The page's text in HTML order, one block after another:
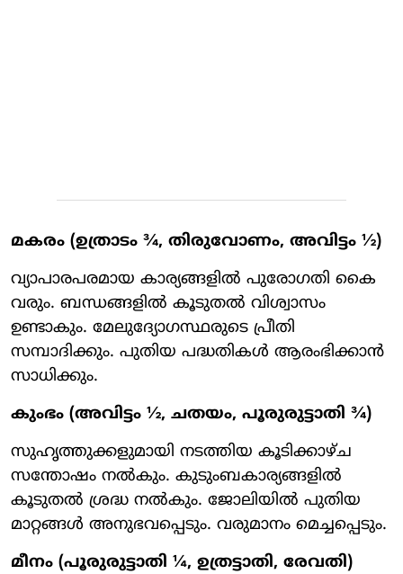
മകരം (ഉത്രാടം ¾, തിരുവോണം, അവിട്ടം ½)
വ്യാപാരപരമായ കാര്യങ്ങളിൽ പുരോഗതി കൈ
വരും. ബന്ധങ്ങളിൽ കൂടുതൽ വിശ്വാസം
ഉണ്ടാകും. മേലുദ്യോഗസ്ഥരുടെ പ്രീതി
സമ്പാദിക്കും. പുതിയ പദ്ധതികൾ ആരംഭിക്കാൻ
സാധിക്കും.
കുംഭം (അവിട്ടം ½, ചതയം, പൂരുരുട്ടാതി ¾)
സുഹൃത്തുക്കളുമായി നടത്തിയ കൂടിക്കാഴ്ച
സന്തോഷം നൽകും. കുടുംബകാര്യങ്ങളിൽ
കൂടുതൽ ശ്രദ്ധ നൽകും. ജോലിയിൽ പുതിയ
മാറ്റങ്ങൾ അനുഭവപ്പെടും. വരുമാനം മെച്ചപ്പെടും.
മീനം (പൂരുരുട്ടാതി ¼, ഉത്രട്ടാതി, രേവതി)